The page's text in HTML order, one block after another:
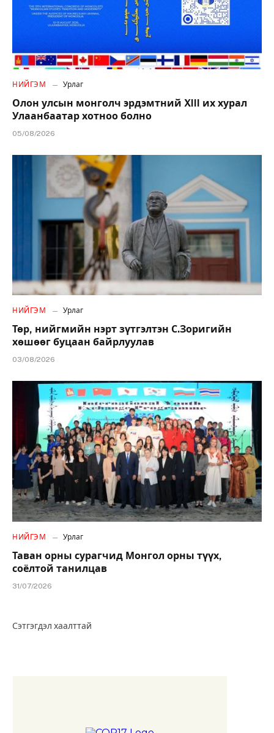
НИЙГЭМ Урлаг
Олон улсын монголч эрдэмтний XIII их хурал
Улаанбаатар хотноо болно
05/08/2026
НИЙГЭМ Урлаг
Төр, нийгмийн нэрт зүтгэлтэн С.Зоригийн
хөшөөг буцаан байрлуулав
03/08/2026
НИЙГЭМ Урлаг
Таван орны сурагчид Монгол орны түүх,
соёлтой танилцав
31/07/2026
Сэтгэгдэл хаалттай